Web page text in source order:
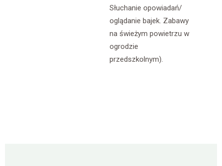
Słuchanie opowiadań/
oglądanie bajek. Zabawy
na świeżym powietrzu w
ogrodzie
przedszkolnym).